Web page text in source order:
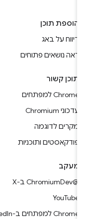
הוספת תוכן
דיווח על באג
ראה נושאים פתוחים
תוכן קשור
Chrome למפתחים
עדכוני Chromium
מקרים לדוגמה
פודקאסטים ותוכניות
מעקב
YouTube
Chrome למפתחים ב-LinkedIn